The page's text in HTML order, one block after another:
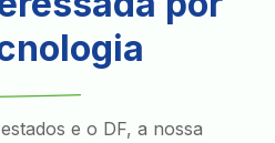
e o DF, a nossa